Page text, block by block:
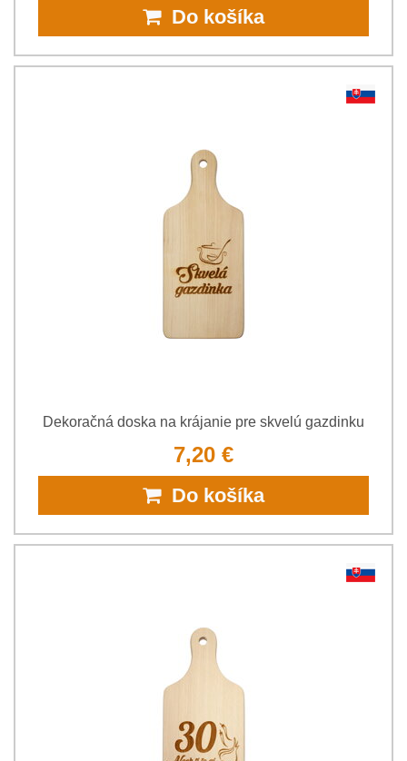
Do košíka
Dekoračná doska na krájanie pre skvelú gazdinku
7,20 €
Do košíka